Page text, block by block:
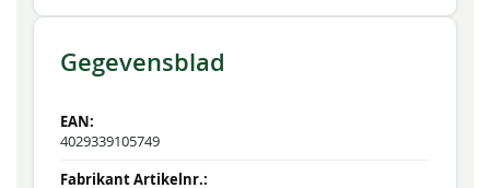
Gegevensblad
4029339105749